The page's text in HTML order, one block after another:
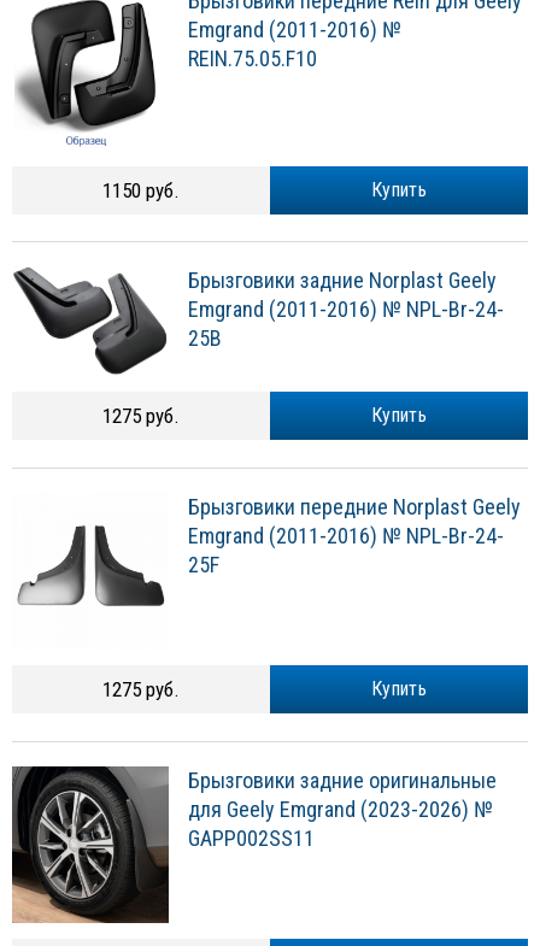
Emgrand (2011-2016) №
REIN.75.05.F10
Купить
1150 руб.
Брызговики задние Norplast Geely
Emgrand (2011-2016) № NPL-Br-24-
25B
Купить
1275 руб.
Брызговики передние Norplast Geely
Emgrand (2011-2016) № NPL-Br-24-
25F
Купить
1275 руб.
Брызговики задние оригинальные
для Geely Emgrand (2023-2026) №
GAPP002SS11